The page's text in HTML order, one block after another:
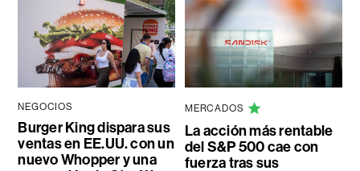
NEGOCIOS
Burger King dispara sus
ventas en EE.UU. con un
nuevo Whopper y una
MERCADOS
La acción más rentable
del S&P 500 cae con
fuerza tras sus